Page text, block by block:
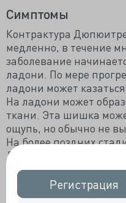
Регистрация
Регистрация
Симптомы
Контрактура
медленно, в течение
заболевание
ладони. По мере
ладони может
На ладони может
ткани. Эта шишка
ощупь, но обычно не
На более поздних
Дюпюитрена под кожей
тканевые шнуры,
до пальцев. По мере
пальцы могут